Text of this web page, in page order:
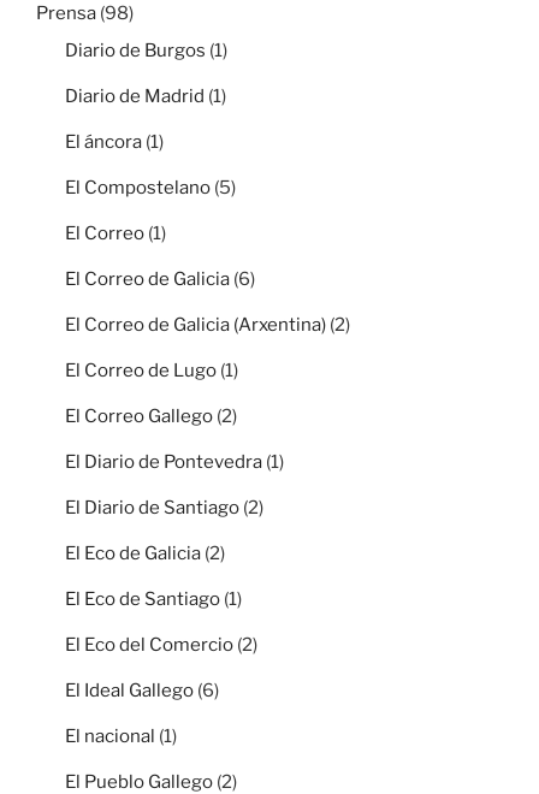
Prensa (98)
Diario de Burgos (1)
Diario de Madrid (1)
El áncora (1)
El Compostelano (5)
El Correo (1)
El Correo de Galicia (6)
El Correo de Galicia (Arxentina) (2)
El Correo de Lugo (1)
El Correo Gallego (2)
El Diario de Pontevedra (1)
El Diario de Santiago (2)
El Eco de Galicia (2)
El Eco de Santiago (1)
El Eco del Comercio (2)
El Ideal Gallego (6)
El nacional (1)
El Pueblo Gallego (2)